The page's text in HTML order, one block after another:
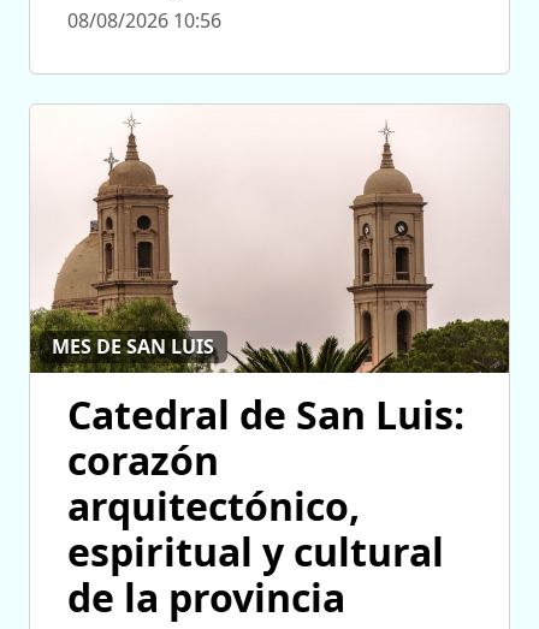
08/08/2026 10:56
MES DE SAN LUIS
Catedral de San Luis:
corazón
arquitectónico,
espiritual y cultural
de la provincia